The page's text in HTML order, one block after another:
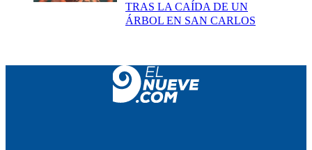
TRAS LA CAÍDA DE UN
ÁRBOL EN SAN CARLOS